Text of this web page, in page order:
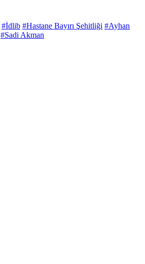
#İdlib #Hastane Bayırı Şehitliği #Ayhan
#Sadi Akman